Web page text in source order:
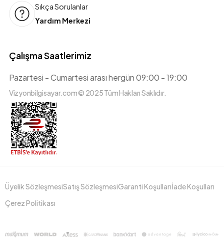
Sıkça Sorulanlar
Yardım Merkezi
Çalışma Saatlerimiz
Pazartesi - Cumartesi arası hergün 09:00 - 19:00
Vizyonbilgisayar.com © 2025 Tüm Hakları Saklıdır.
Üyelik SözleşmesiSatış SözleşmesiGaranti Koşullarıİade Koşulları
Çerez Politikası